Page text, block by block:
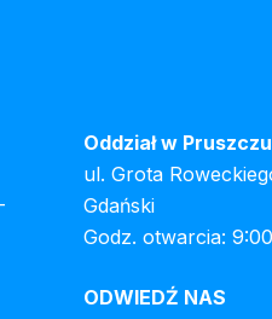
Oddział w
ul. Grota
Gdański
Godz. otwarcia:
ODWIEDŹ NAS